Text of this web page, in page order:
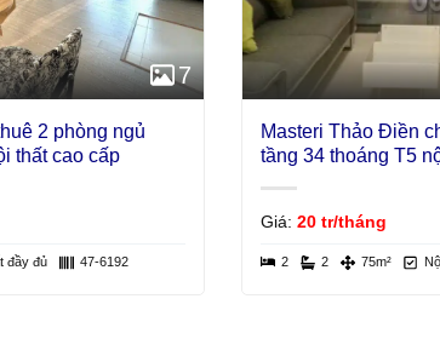
7
2 phòng ngủ
thất cao cấp
đầy đủ 47-6192
Masteri Thảo Điền
tầng 34 thoáng T5
Giá: 20 tr/tháng
2 2 75m²